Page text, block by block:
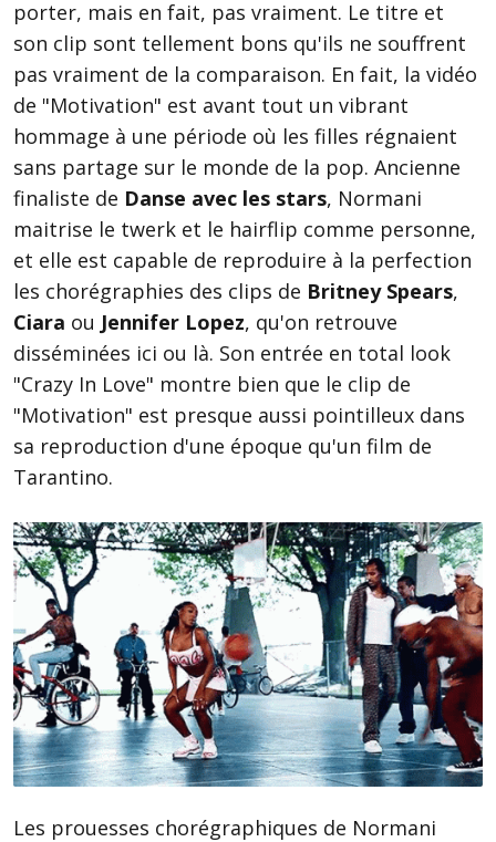
porter, mais en fait, pas vraiment. Le titre et
son clip sont tellement bons qu'ils ne souffrent
pas vraiment de la comparaison. En fait, la vidéo
de "Motivation" est avant tout un vibrant
hommage à une période où les filles régnaient
sans partage sur le monde de la pop. Ancienne
finaliste de Danse avec les stars, Normani
maitrise le twerk et le hairflip comme personne,
et elle est capable de reproduire à la perfection
les chorégraphies des clips de Britney Spears,
Ciara ou Jennifer Lopez, qu'on retrouve
disséminées ici ou là. Son entrée en total look
"Crazy In Love" montre bien que le clip de
"Motivation" est presque aussi pointilleux dans
sa reproduction d'une époque qu'un film de
Tarantino.
Les prouesses chorégraphiques de Normani